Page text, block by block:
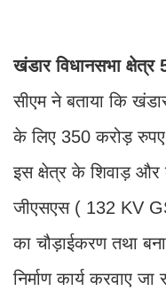
खंडार विधानसभा
सीएम ने बताया कि
के लिए 350 करोड़
इस क्षेत्र के शिवाड़ और
जीएसएस ( 132 KV
का चौड़ाईकरण तथा
निर्माण कार्य करवाए